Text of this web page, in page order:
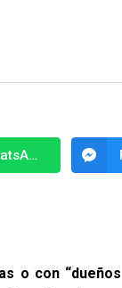
WhatsApp
o con “dueños